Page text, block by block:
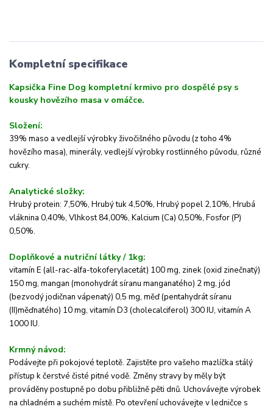
Kompletní specifikace
Kapsička Fine Dog kompletní krmivo pro dospělé psy s
kousky hovězího masa v omáčce.
Složení:
39% maso a vedlejší výrobky živočišného původu (z toho 4%
hovězího masa), minerály, vedlejší výrobky rostlinného původu, různé
cukry.
Analytické složky:
Hrubý protein: 7,50%, Hrubý tuk 4,50%, Hrubý popel 2,10%, Hrubá
vláknina 0,40%, Vlhkost 84,00%, Kalcium (Ca) 0,50%, Fosfor (P)
0,50%.
Doplňkové a nutriční látky / 1kg:
vitamín E (all-rac-alfa-tokoferylacetát) 100 mg, zinek (oxid zinečnatý)
150 mg, mangan (monohydrát síranu manganatého) 2 mg, jód
(bezvodý jodičnan vápenatý) 0,5 mg, měď (pentahydrát síranu
(II)měďnatého) 10 mg, vitamín D3 (cholecalciferol) 300 IU, vitamín A
1000 IU.
Krmný návod:
Podávejte při pokojové teplotě. Zajistěte pro vašeho mazlíčka stálý
přístup k čerstvé čisté pitné vodě. Změny stravy by měly být
prováděny postupně po dobu přibližně pěti dnů. Uchovávejte výrobek
na chladném a suchém místě. Po otevření uchovávejte v ledničce s